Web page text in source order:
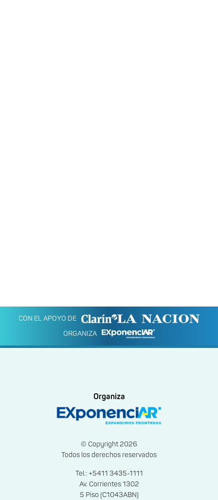
CON EL APOYO DE
ORGANIZA
Organiza
© Copyright 2026
Todos los derechos reservados
Tel.: +5411 3435-1111
Av. Corrientes 1302
5 Piso (C1043ABN)